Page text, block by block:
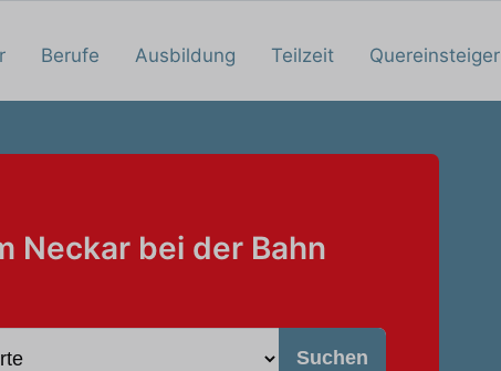
Berufe Ausbildung Teilzeit Quereinsteiger
Neckar bei der Bahn
Suchen